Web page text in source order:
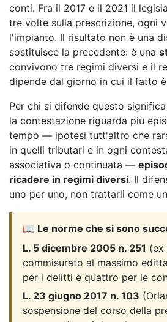
conti. Fra il 2017 e il 2021 il
tre volte sulla prescrizione, ogni
l'impianto. Il risultato non è una
sostituisce la precedente: è una
convivono tre regimi diversi e il
dipende dal giorno in cui il fatto
Per chi si difende questo
la contestazione riguarda più
tempo — ipotesi tutt'altro che
in quelli tributari e in ogni
associativa o continuata —
ricadere in regimi diversi. Il
uno per uno, non trattarli come
📖 Le norme che si sono
L. 5 dicembre 2005 n. 251
commisurato al massimo
per i delitti e quattro per le
L. 23 giugno 2017 n. 103
sospensione del corso della